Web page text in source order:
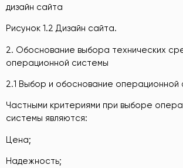
дизайн сайта
Рисунок 1.2 Дизайн сайта.
2. Обоснование выбора технических
операционной системы
2.1 Выбор и обоснование операционной
Частными критериями при выборе
системы являются:
Цена;
Надежность;